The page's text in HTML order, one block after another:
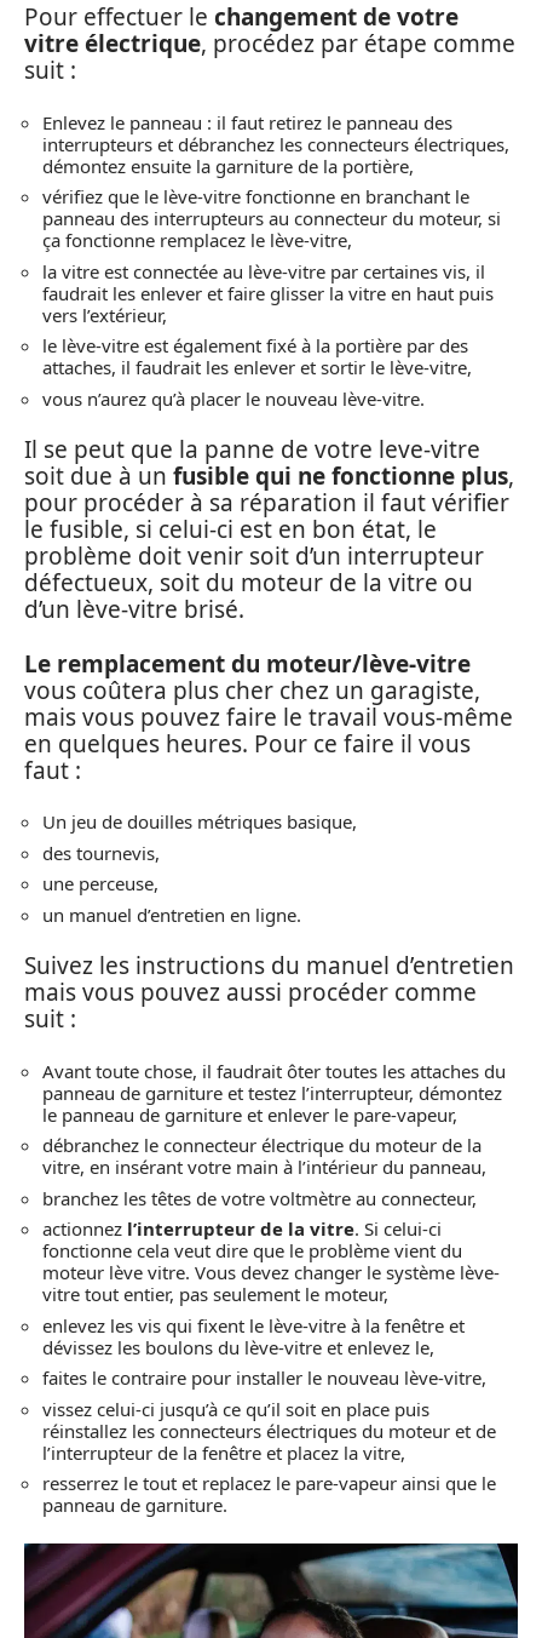
Pour effectuer le changement de votre
vitre électrique, procédez par étape comme
suit :
Enlevez le panneau : il faut retirez le panneau des
interrupteurs et débranchez les connecteurs électriques,
démontez ensuite la garniture de la portière,
vérifiez que le lève-vitre fonctionne en branchant le
panneau des interrupteurs au connecteur du moteur, si
ça fonctionne remplacez le lève-vitre,
la vitre est connectée au lève-vitre par certaines vis, il
faudrait les enlever et faire glisser la vitre en haut puis
vers l’extérieur,
le lève-vitre est également fixé à la portière par des
attaches, il faudrait les enlever et sortir le lève-vitre,
vous n’aurez qu’à placer le nouveau lève-vitre.
Il se peut que la panne de votre leve-vitre
soit due à un fusible qui ne fonctionne plus,
pour procéder à sa réparation il faut vérifier
le fusible, si celui-ci est en bon état, le
problème doit venir soit d’un interrupteur
défectueux, soit du moteur de la vitre ou
d’un lève-vitre brisé.
Le remplacement du moteur/lève-vitre
vous coûtera plus cher chez un garagiste,
mais vous pouvez faire le travail vous-même
en quelques heures. Pour ce faire il vous
faut :
Un jeu de douilles métriques basique,
des tournevis,
une perceuse,
un manuel d’entretien en ligne.
Suivez les instructions du manuel d’entretien
mais vous pouvez aussi procéder comme
suit :
Avant toute chose, il faudrait ôter toutes les attaches du
panneau de garniture et testez l’interrupteur, démontez
le panneau de garniture et enlever le pare-vapeur,
débranchez le connecteur électrique du moteur de la
vitre, en insérant votre main à l’intérieur du panneau,
branchez les têtes de votre voltmètre au connecteur,
actionnez l’interrupteur de la vitre. Si celui-ci
fonctionne cela veut dire que le problème vient du
moteur lève vitre. Vous devez changer le système lève-
vitre tout entier, pas seulement le moteur,
enlevez les vis qui fixent le lève-vitre à la fenêtre et
dévissez les boulons du lève-vitre et enlevez le,
faites le contraire pour installer le nouveau lève-vitre,
vissez celui-ci jusqu’à ce qu’il soit en place puis
réinstallez les connecteurs électriques du moteur et de
l’interrupteur de la fenêtre et placez la vitre,
resserrez le tout et replacez le pare-vapeur ainsi que le
panneau de garniture.